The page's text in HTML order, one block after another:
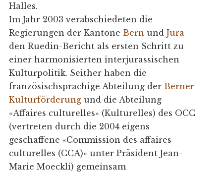
Halles.
Im Jahr 2003 verabschiedeten die
Regierungen der Kantone Bern und Jura
den Ruedin-Bericht als ersten Schritt zu
einer harmonisierten interjurassischen
Kulturpolitik. Seither haben die
französischsprachige Abteilung der Berner
Kulturförderungund die Abteilung
«Affaires culturelles» (Kulturelles) des OCC
(vertreten durch die 2004 eigens
geschaffene «Commission des affaires
culturelles (CCA)» unter Präsident Jean-
Marie Moeckli) gemeinsam